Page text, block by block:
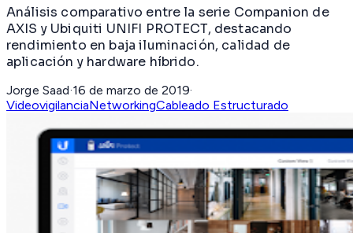
Análisis comparativo entre la serie Companion de
AXIS y Ubiquiti UNIFI PROTECT, destacando
rendimiento en baja iluminación, calidad de
aplicación y hardware híbrido.
Jorge Saad·16 de marzo de 2019·
VideovigilanciaNetworkingCableado Estructurado